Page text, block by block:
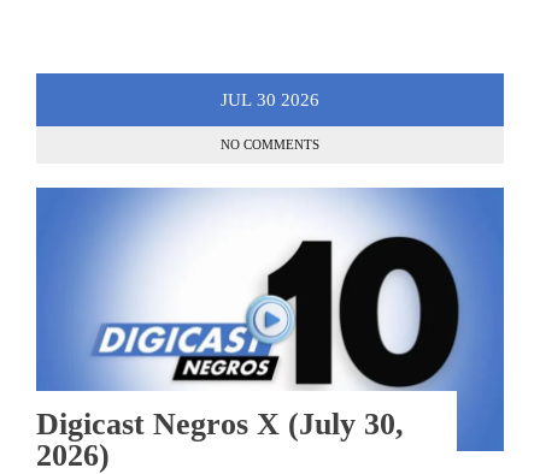
JUL 30 2026
NO COMMENTS
Digicast Negros X (July 30,
2026)